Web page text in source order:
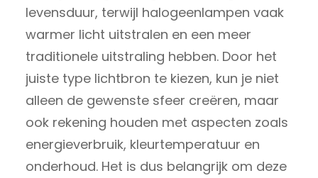
levensduur, terwijl halogeenlampen vaak
warmer licht uitstralen en een meer
traditionele uitstraling hebben. Door het
juiste type lichtbron te kiezen, kun je niet
alleen de gewenste sfeer creëren, maar
ook rekening houden met aspecten zoals
energieverbruik, kleurtemperatuur en
onderhoud. Het is dus belangrijk om deze